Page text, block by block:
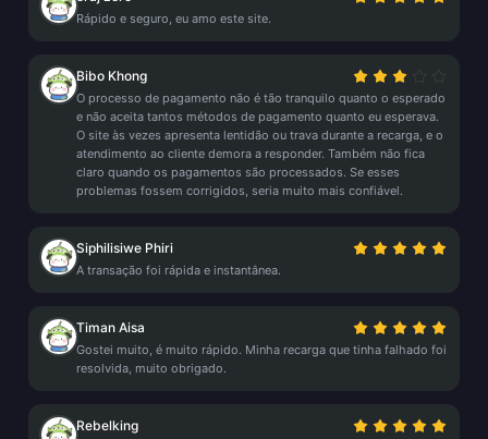
Rápido e seguro, eu amo este site.
Bibo Khong
O processo de pagamento não é tão tranquilo quanto o esperado
e não aceita tantos métodos de pagamento quanto eu esperava.
O site às vezes apresenta lentidão ou trava durante a recarga, e o
atendimento ao cliente demora a responder. Também não fica
claro quando os pagamentos são processados. Se esses
problemas fossem corrigidos, seria muito mais confiável.
Siphilisiwe Phiri
A transação foi rápida e instantânea.
Timan Aisa
Gostei muito, é muito rápido. Minha recarga que tinha falhado foi
resolvida, muito obrigado.
Rebelking